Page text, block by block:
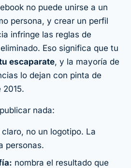
no puede unirse a un
persona, y crear un perfil
infringe las reglas de
Eso significa que tu
escaparate, y la mayoría de
lo dejan con pinta de
2015.
nada:
no un logotipo. La
personas.
nombra el resultado que